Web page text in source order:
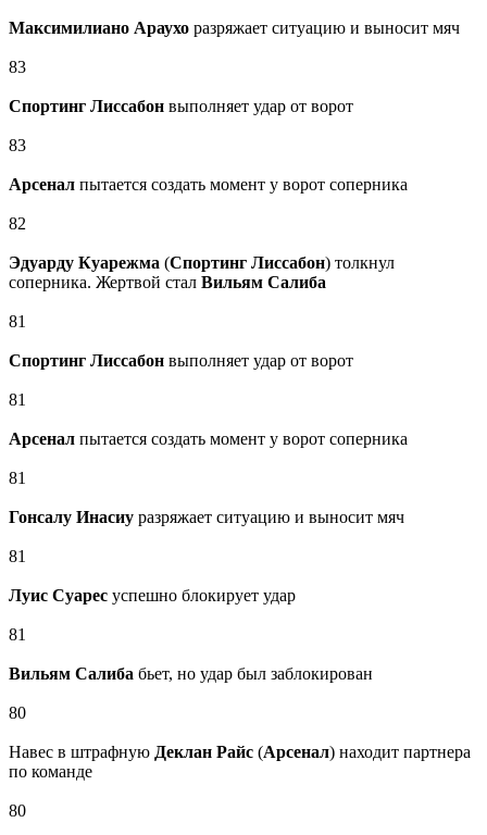
Максимилиано Араухо разряжает ситуацию и выносит мяч
83
Спортинг Лиссабон выполняет удар от ворот
83
Арсенал пытается создать момент у ворот соперника
82
Эдуарду Куарежма (Спортинг Лиссабон) толкнул
соперника. Жертвой стал Вильям Салиба
81
Спортинг Лиссабон выполняет удар от ворот
81
Арсенал пытается создать момент у ворот соперника
81
Гонсалу Инасиу разряжает ситуацию и выносит мяч
81
Луис Суарес успешно блокирует удар
81
Вильям Салиба бьет, но удар был заблокирован
80
Навес в штрафную Деклан Райс (Арсенал) находит партнера
по команде
80